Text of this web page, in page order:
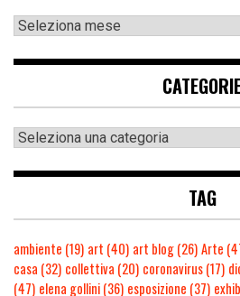
TAG
ambiente (19) art (40) art blog(26)Arte
casa (32) collettiva (20) coronavirus(17)
(47) elena gollini(36) esposizione (37)